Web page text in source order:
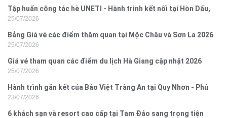
Tập huấn công tác hè UNETI - Hành trình kết nối tại Hòn Dấu,
Đồ Sơn
25/07/2026
Bảng Giá vé các điểm thăm quan tại Mộc Châu và Sơn La 2026
25/07/2026
Giá vé tham quan các điểm du lịch Hà Giang cập nhật 2026
25/07/2026
Hành trình gắn kết của Bảo Việt Tràng An tại Quy Nhơn - Phú
Yên
23/07/2026
6 khách sạn và resort cao cấp tại Tam Đảo sang trọng tiện